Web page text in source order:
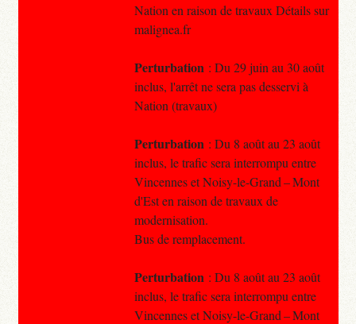
Nation en raison de travaux Détails sur
malignea.fr
Perturbation : Du 29 juin au 30 août
inclus, l'arrêt ne sera pas desservi à
Nation (travaux)
Perturbation : Du 8 août au 23 août
inclus, le trafic sera interrompu entre
Vincennes et Noisy-le-Grand – Mont
d'Est en raison de travaux de
modernisation.
Bus de remplacement.
Perturbation : Du 8 août au 23 août
inclus, le trafic sera interrompu entre
Vincennes et Noisy-le-Grand – Mont